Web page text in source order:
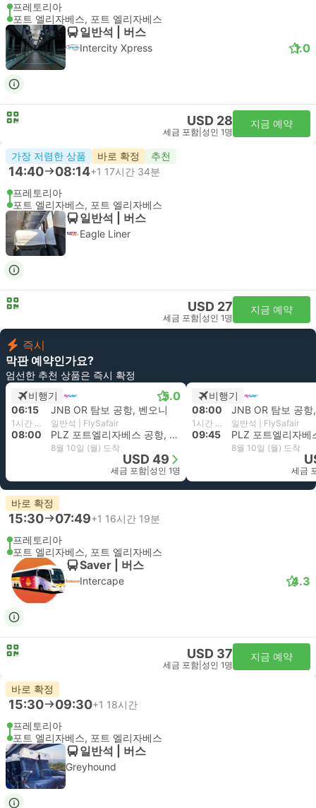
프레토리아
포트 엘리자베스, 포트 엘리자베스
일반석 | 버스
Intercity Xpress 1.0
USD 28
세금 포함 성인 1명
지금 예약
가장 저렴한 상품 바로 확정 추천
14:40 08:14+1 17시간 34분
프레토리아
포트 엘리자베스, 포트 엘리자베스
일반석 | 버스
Eagle Liner
USD 27
세금 포함 성인 1명
지금 예약
즉시
막판 예약인가요?
엄선한 추천 상품은 즉시 확정
비행기
5.0
06:15 JNB OR 탐보 공항, 벤오니
1시간 45분 일반석 | FlySafair
08:00 PLZ 포트엘리자베스 공항, 포트 엘리자베스
8월 10일 (월) 도착
USD 49
세금 포함 성인 1명
비행기
08:00
JNB OR 탐보 공항
1시간 45분 일반석 | FlySafair
09:45
8월 10일 (월) 도착
세금
바로 확정
15:30 07:49+1 16시간 19분
프레토리아
포트 엘리자베스, 포트 엘리자베스
Saver | 버스
Intercape 4.3
USD 37
세금 포함 성인 1명
지금 예약
바로 확정
15:30 09:30+1 18시간
프레토리아
포트 엘리자베스, 포트 엘리자베스
일반석 | 버스
Greyhound